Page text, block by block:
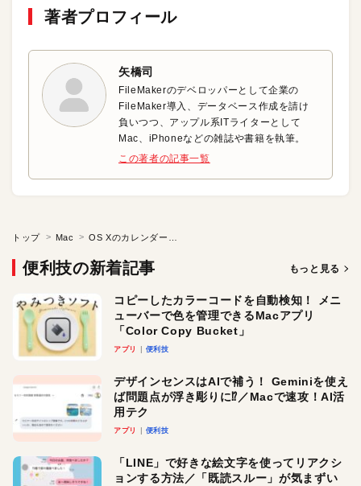
著者プロフィール
矢橋司
FileMakerのデベロッパーとして企業の
FileMaker導入、データベース作成を請け
負いつつ、アップル系ITライターとして
Mac、iPhoneなどの雑誌や書籍を執筆。
この著者の記事一覧
トップ Mac
便利技の新着記事 もっと見る
コピーしたカラーコードを自動検知！ メニ
ューバーで色を管理できるMacアプリ
「Color Copy Bucket」
アプリ 便利技
デザインセンスはAIで補う！ Geminiを使え
ば問題点が浮き彫りに⁉︎／Macで速攻！AI活
用テク
アプリ 便利技
「LINE」で好きな絵文字を使ってリアクシ
ョンする方法／「既読スルー」が気まずい